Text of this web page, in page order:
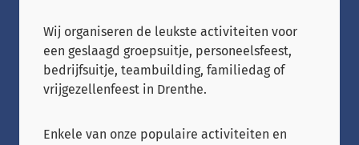
Wij organiseren de leukste activiteiten voor
een geslaagd groepsuitje, personeelsfeest,
bedrijfsuitje, teambuilding, familiedag of
vrijgezellenfeest in Drenthe.
Enkele van onze populaire activiteiten en